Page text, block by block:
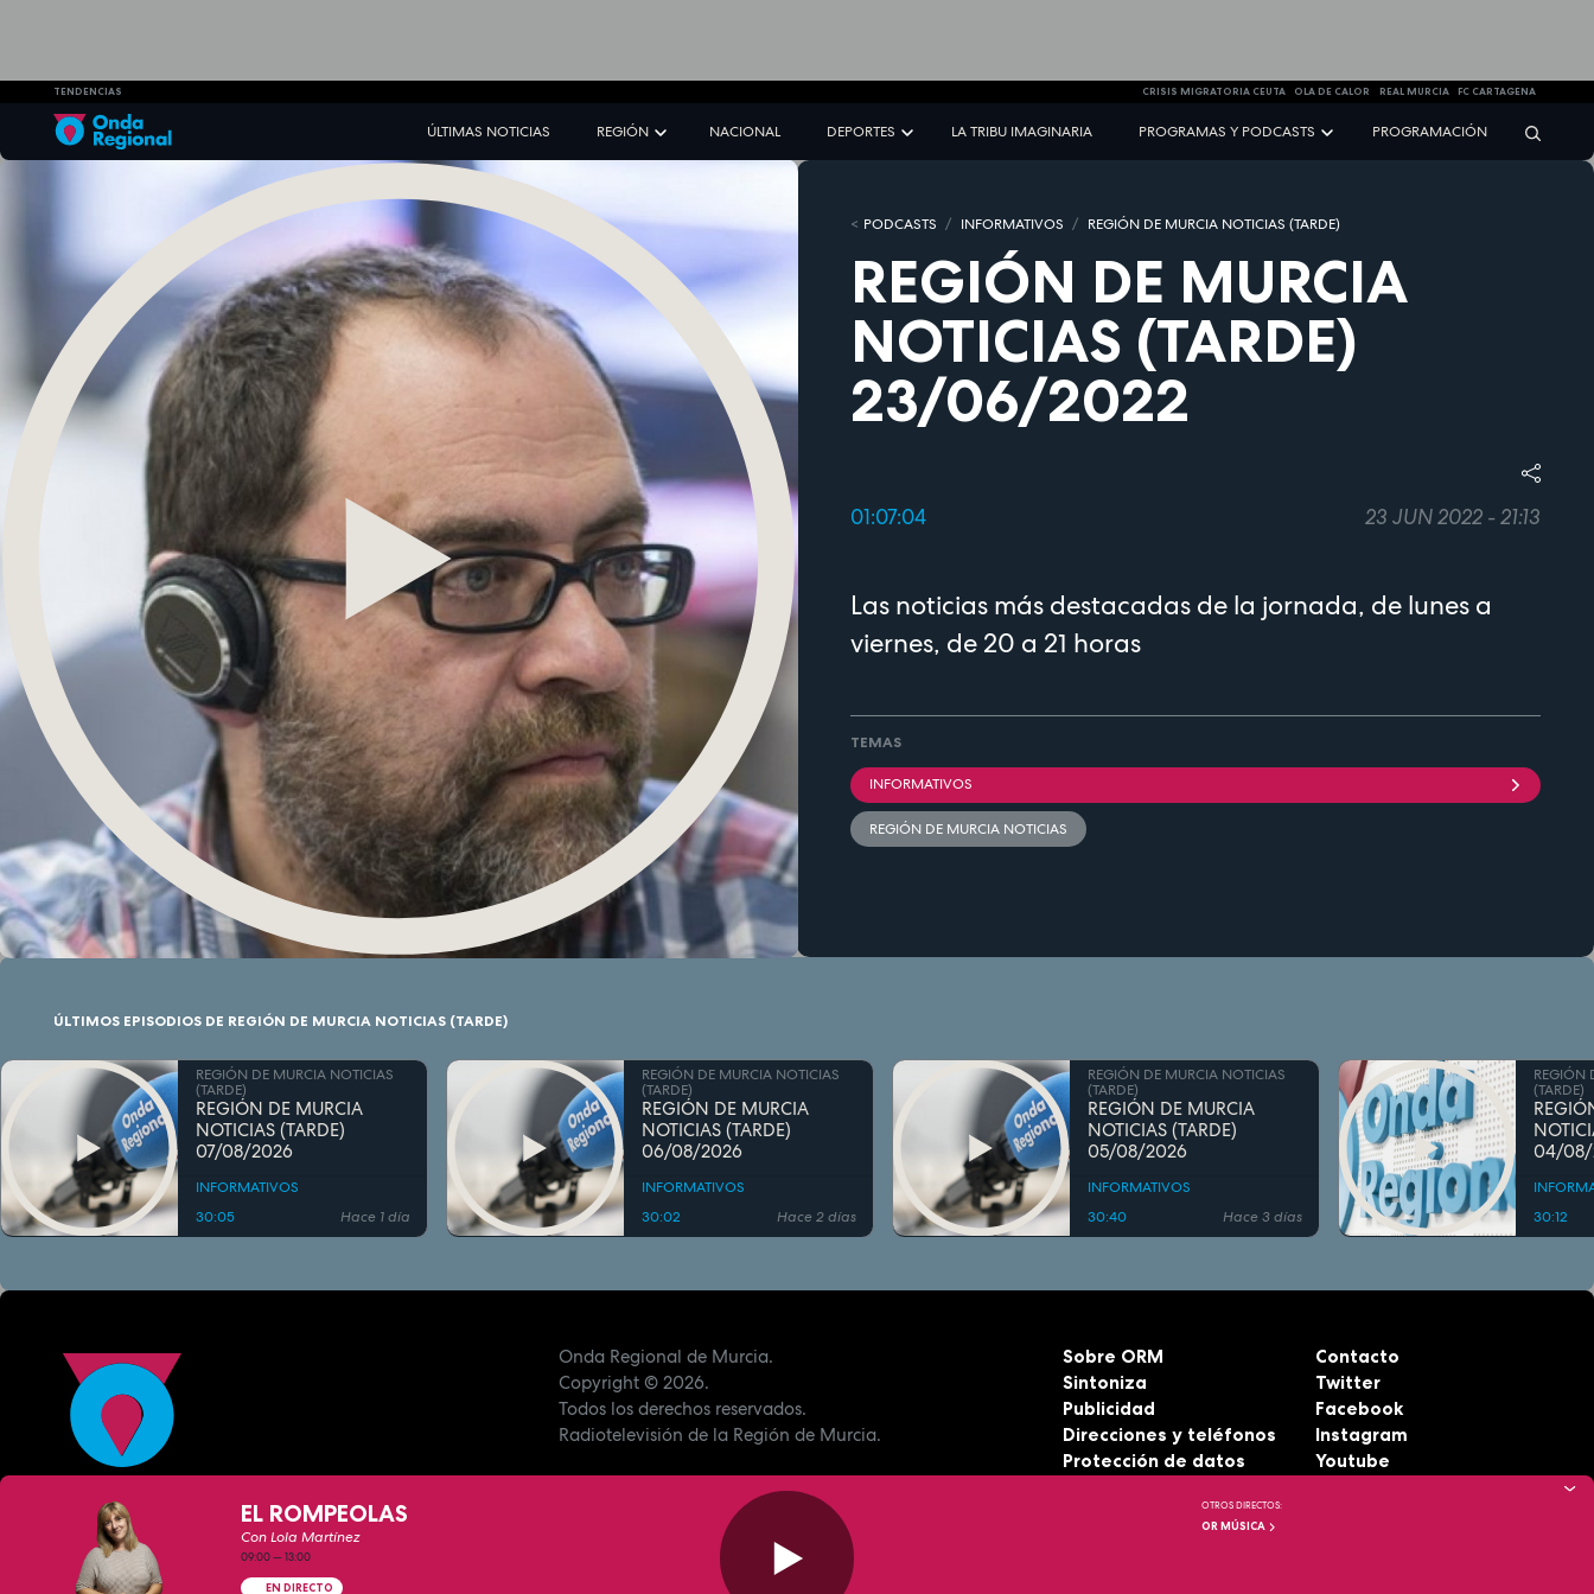
TENDENCIAS CRISIS MIGRATORIA CEUTA OLA DE CALOR REAL MURCIA FC CARTAGENA
ÚLTIMAS NOTICIAS REGIÓN NACIONAL DEPORTES LA TRIBU IMAGINARIA PROGRAMAS Y PODCASTS PROGRAMACIÓN
PODCASTS INFORMATIVOS REGIÓN DE MURCIA NOTICIAS (TARDE)
REGIÓN DE MURCIA
NOTICIAS (TARDE)
23/06/2022
01:07:04 23 JUN 2022 - 21:13
Las noticias más destacadas de la jornada, de lunes a
viernes, de 20 a 21 horas
TEMAS
INFORMATIVOS
REGIÓN DE MURCIA NOTICIAS
ÚLTIMOS EPISODIOS DE REGIÓN DE MURCIA NOTICIAS (TARDE)
REGIÓN DE MURCIA NOTICIAS
(TARDE)
REGIÓN DE MURCIA
NOTICIAS (TARDE)
07/08/2026
INFORMATIVOS
30:05
Hace 1 día
REGIÓN DE MURCIA NOTICIAS
(TARDE)
REGIÓN DE MURCIA
NOTICIAS (TARDE)
06/08/2026
INFORMATIVOS
30:02
Hace 2 días
REGIÓN DE MURCIA NOTICIAS
(TARDE)
REGIÓN DE MURCIA
NOTICIAS (TARDE)
05/08/2026
INFORMATIVOS
30:40
Hace 3 días
REGIÓN
(TARDE)
04/
30:12
Onda Regional de Murcia.
Copyright© 2026.
Todos los derechos reservados.
Radiotelevisión de la Región de Murcia.
Sobre ORM
Sintoniza
Publicidad
Direcciones y teléfonos
Protección de datos
Contacto
Twitter
Facebook
Instagram
Youtube
EL ROMPEOLAS
Con Lola Martínez
09:00—13:00
EN DIRECTO
OTROS DIRECTOS:
OR MÚSICA